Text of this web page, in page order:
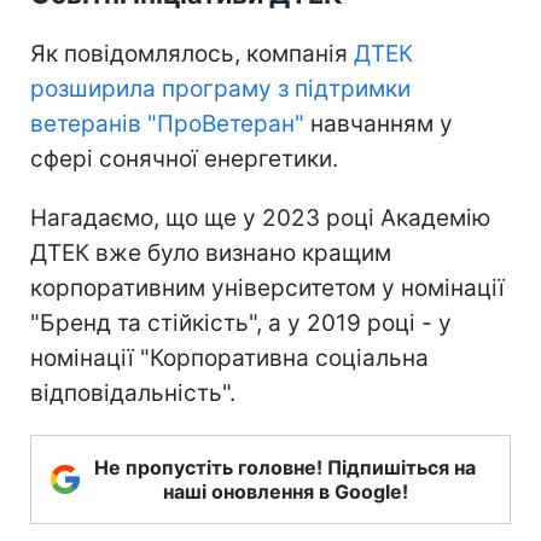
Як повідомлялось, компанія ДТЕК
розширила програму з підтримки
ветеранів "ПроВетеран" навчанням у
сфері сонячної енергетики.
Нагадаємо, що ще у 2023 році Академію
ДТЕК вже було визнано кращим
корпоративним університетом у номінації
"Бренд та стійкість", а у 2019 році - у
номінації "Корпоративна соціальна
відповідальність".
Не пропустіть головне! Підпишіться на
наші оновлення в Google!